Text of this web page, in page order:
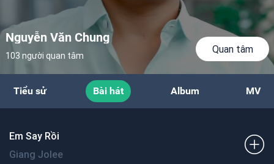
Nguyễn Văn Chung
103 người quan tâm
Quan tâm
Tiểu sử Bài hát Album MV
Em Say Rồi
Giang Jolee